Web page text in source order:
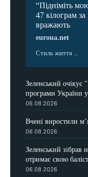
“Підніміть
47 кілограм
вражають
euroua.net
Стиль життя ...
Зеленський очікує
програми України
06.08.2026
Вчені виростили
06.08.2026
Зеленський зібрав
отримає свою
06.08.2026